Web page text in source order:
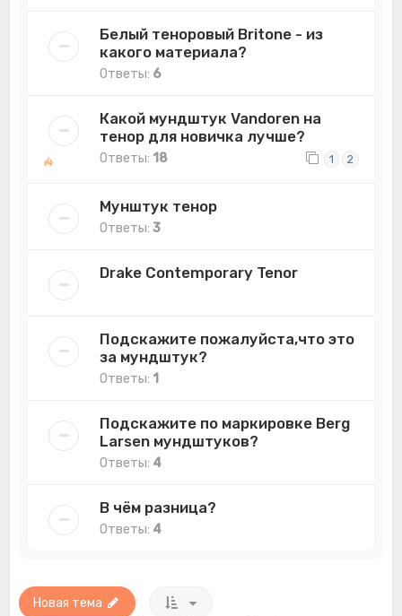
Белый теноровый Britone - из
какого материала?
Ответы: 6
Какой мундштук Vandoren на
тенор для новичка лучше?
Ответы: 18 1 2
Мунштук тенор
Ответы:3
Drake Contemporary Tenor
Подскажите пожалуйста,что это
за мундштук?
Ответы: 1
Подскажите по маркировке Berg
Larsen мундштуков?
Ответы: 4
В чём разница?
Ответы: 4
Новая тема